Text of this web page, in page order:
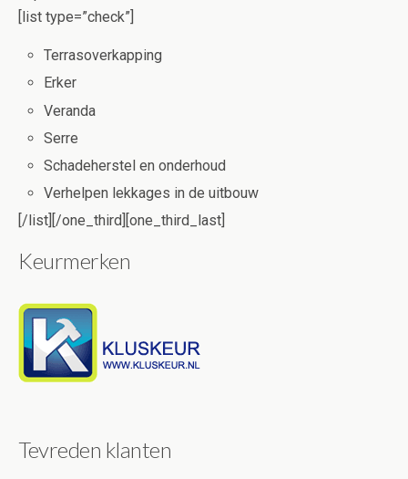
[list type=”check”]
Terrasoverkapping
Erker
Veranda
Serre
Schadeherstel en onderhoud
Verhelpen lekkages in de uitbouw
[/list][/one_third][one_third_last]
Keurmerken
Tevreden klanten